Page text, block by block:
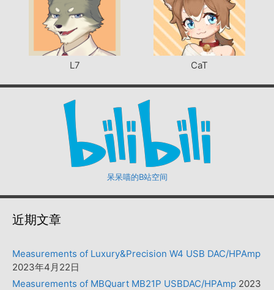
L7 CaT
呆呆喵的B站空间
近期文章
Measurements of Luxury&Precision W4 USB DAC/HPAmp
2023年4月22日
Measurements of MBQuart MB21P USBDAC/HPAmp 2023